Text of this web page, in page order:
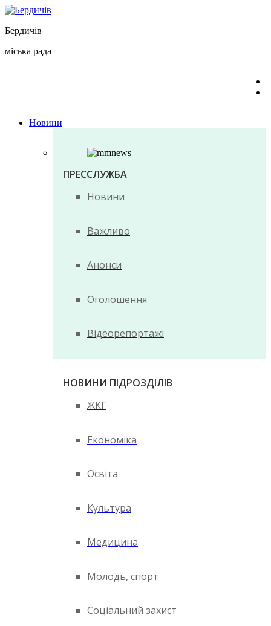
Перейти
вмісту
Бердичів
міська рада
Новини
ПРЕССЛУЖБА
Новини
Важливо
Анонси
Оголошення
Відеорепортажі
НОВИНИ ПІДРОЗДІЛІВ
ЖКГ
Економіка
Освіта
Культура
Медицина
Молодь, спорт
Соціальний захист